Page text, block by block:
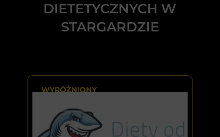
DIETETYCZNYCH W
STARGARDZIE
WYRÓŻNIONY